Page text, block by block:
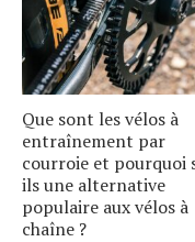
Que sont les vélos à
entraînement par
courroie et pourquoi
ils une alternative
populaire aux vélos à
chaîne ?